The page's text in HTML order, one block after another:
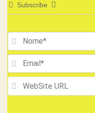
Subscribe